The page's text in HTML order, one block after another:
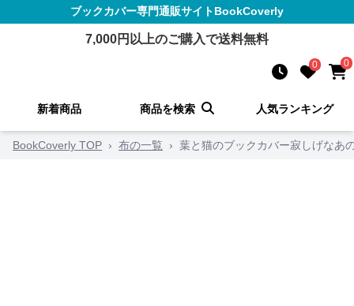
ブックカバー専門通販サイトBookCoverly
7,000円以上のご購入で送料無料
0 0
新着商品 商品を検索 人気ランキング
BookCoverly TOP › 布の一覧 › 葉と猫のブックカバー寂しげなあ